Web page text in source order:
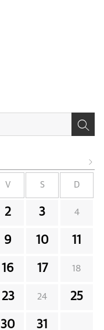
V S D
2 3 4
9 10 11
16 17 18
23 24 25
30 31